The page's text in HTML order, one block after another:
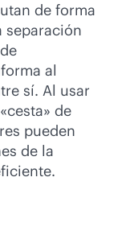
de forma
separación
al
sí. Al usar
de
pueden
de la